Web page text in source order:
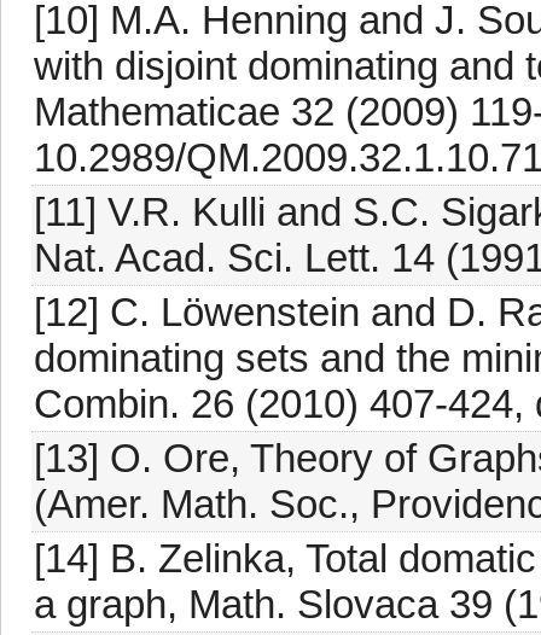
[10] M.A. Henning and J.
with disjoint dominating and
Mathematicae 32 (2009)
10.2989/
[11] V.R. Kulli and S.C.
Nat. Acad. Sci. Lett. 14
[12] C. Löwenstein and D.
dominating sets and the
Combin. 26 (2010) 407-
[13] O. Ore, Theory of
(Amer. Math. Soc.,
[14] B. Zelinka, Total
a graph, Math. Slovaca 39